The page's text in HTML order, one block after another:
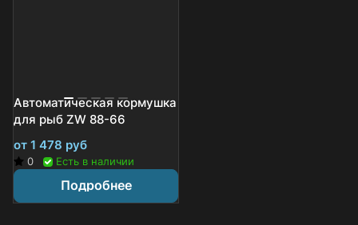
Автоматическая кормушка
для рыб ZW 88-66
от 1 478 руб
0 Есть в наличии
Подробнее